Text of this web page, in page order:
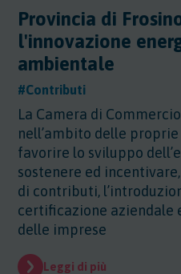
Regioni - Sardegna
Regioni - Sicilia
Regioni - Toscana
Regioni - Trentino Alto
Regioni - Valle DAosta
Regioni - Veneto
Sicurezza -
Sicurezza - Rumore
Sicurezza - Radiazioni
Sicurezza - Covid 19
Provincia di
l'innovazione
ambientale
#Contributi
La Camera di
nell’ambito delle
favorire lo sviluppo
sostenere ed
di contributi,
certificazione aziendale
delle imprese
Leggi di più